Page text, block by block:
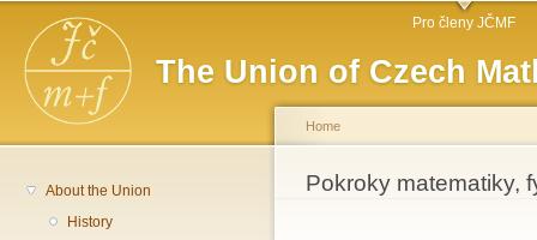
The Union of Czech
Main menu Pro členy JČMF
About the Union
History
You are here
Home
Pokroky matematiky,